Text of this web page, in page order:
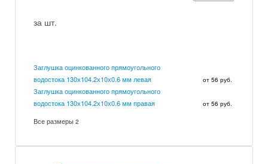
за шт.
Заглушка оцинкованного прямоугольного
водостока 130х104.2х10х0.6 мм левая
от 56 руб.
Заглушка оцинкованного прямоугольного
водостока 130х104.2х10х0.6 мм правая
от 56 руб.
Все размеры 2